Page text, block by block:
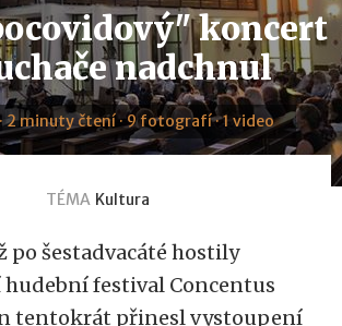
koncert
nadchnul
2 minuty čtení · 9 fotografí · 1 video
TÉMA Kultura
po šestadvacáté hostily
festival Concentus
tentokrát přinesl vystoupení